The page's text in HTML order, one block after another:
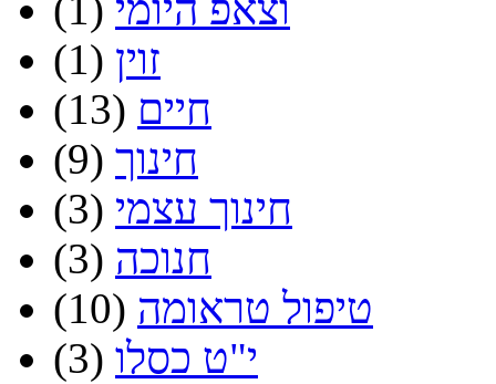
וצאפ היומי (1)
זוין (1)
חיים (13)
חינוך (9)
חינוך עצמי (3)
חנוכה (3)
טיפול טראומה (10)
י"ט כסלו (3)